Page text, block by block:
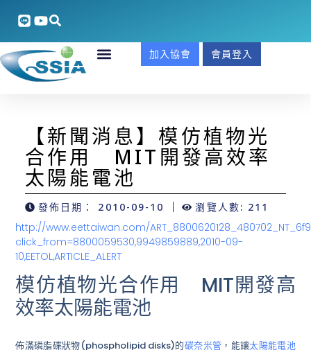
加入協會 會員登入
【新聞消息】模仿植物光
合作用 MIT開發高效率
太陽能電池
發佈日期： 2010-09-10 瀏覽人數: 211
http://www.eettaiwan.com/
click_from=8800059530,9949859889,2010-09-
10,EETOL,ARTICLE_ALERT
模仿植物光合作用 MIT開發高
效率太陽能電池
佈滿磷脂碟狀物(phospholipid disks)的碳奈米管 ，能讓太陽能電池